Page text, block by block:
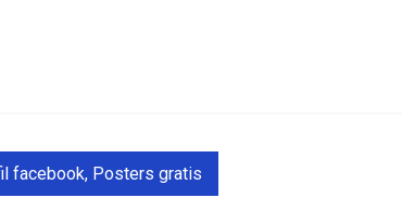
facebook, Posters gratis